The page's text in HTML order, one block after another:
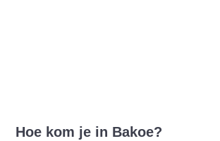
Hoe kom je in Bakoe?